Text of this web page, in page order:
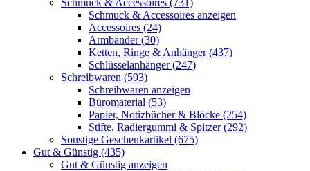
Schmuck & Accessoires anzeigen
Accessoires (24)
Armbänder (30)
Ketten, Ringe & Anhänger (437)
Schlüsselanhänger (247)
Schreibwaren (593)
Schreibwaren anzeigen
Büromaterial (53)
Papier, Notizbücher & Blöcke (254)
Stifte, Radiergummi & Spitzer (292)
Sonstige Geschenkartikel (675)
Gut & Günstig (435)
Gut & Günstig anzeigen